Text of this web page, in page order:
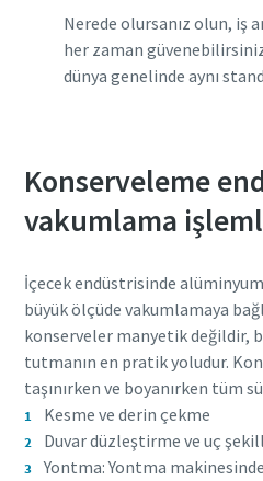
Nerede olursanız olun, iş
her zaman
dünya genelinde aynı
Konserveleme
vakumlama
İçecek endüstrisinde
büyük ölçüde vakumlamaya
konserveler manyetik değildir,
tutmanın en pratik yoludur.
taşınırken ve boyanırken tüm
Kesme ve derin çekme
Duvar düzleştirme ve uç
Yontma: Yontma
aracılığıyla
için gizlilik
Gizlilik
ve kabul
Atlas
ürünler,
bildirim
ediyorum.
aracılığıyla
için gizlilik
Gizlilik
ve kabul
Atlas
ürünler,
bildirim
ediyorum.
aracılığıyla
için gizlilik
Gizlilik
ve kabul
Atlas
ürünler,
bildirim
ediyorum.
aracılığıyla
için gizlilik
Gizlilik
ve kabul
Atlas
ürünler,
bildirim
ediyorum.